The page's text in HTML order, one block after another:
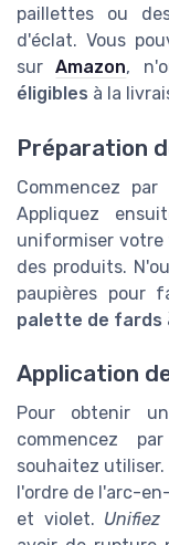
paillettes ou
d'éclat. Vous
surAmazon,
éligibles à la
Préparation
Commencez
Appliquez
uniformiser
des produits.
paupières pour
palette de fards
Application
Pour obtenir
commencez
souhaitez utiliser.
l'ordre de l'arc-
et violet. Unifiez